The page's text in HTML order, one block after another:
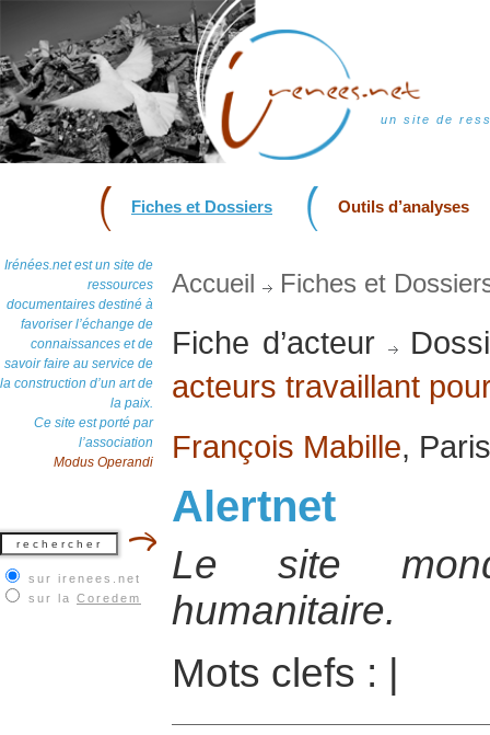
un site de
Fiches et Dossiers Outils d’analyses
Irénées.net est un site de
ressources
documentaires destiné à
favoriser l’échange de
connaissances et de
savoir faire au service de
la construction d’un art de
la paix.
Ce site est porté par
l’association
Modus Operandi
sur irenees.net
sur la Coredem
Accueil Fiches et
Fiche d’acteur
acteurs travaillant
François Mabille,
Alertnet
Le site
humanitaire.
Mots clefs :